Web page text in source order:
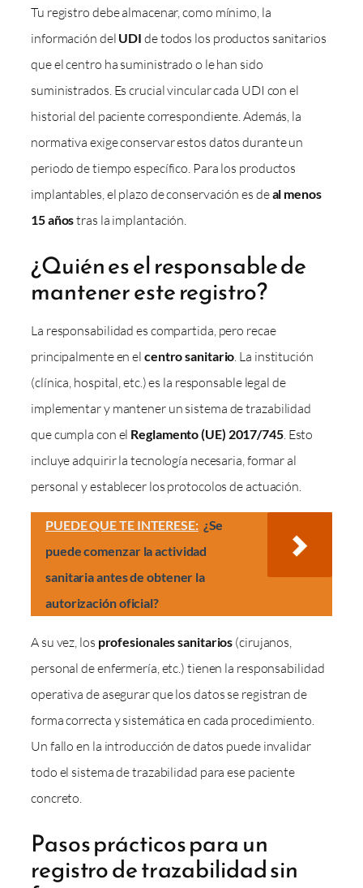
Tu registro debe almacenar, como mínimo, la
información del UDI de todos los productos sanitarios
que el centro ha suministrado o le han sido
suministrados. Es crucial vincular cada UDI con el
historial del paciente correspondiente. Además, la
normativa exige conservar estos datos durante un
periodo de tiempo específico. Para los productos
implantables, el plazo de conservación es deal menos
15 añostras la implantación.
¿Quién es el responsable de
mantener este registro?
La responsabilidad es compartida, pero recae
principalmente en el centro sanitario . La institución
(clínica, hospital, etc.) es la responsable legal de
implementar y mantener un sistema de trazabilidad
que cumpla con el Reglamento (UE) 2017/745. Esto
incluye adquirir la tecnología necesaria, formar al
personal y establecer los protocolos de actuación.
PUEDE QUE TE INTERESE: ¿Se
puede comenzar la actividad
sanitaria antes de obtener la
autorización oficial?
A su vez, los profesionales sanitarios (cirujanos,
personal de enfermería, etc.) tienen la responsabilidad
operativa de asegurar que los datos se registran de
forma correcta y sistemática en cada procedimiento.
Un fallo en la introducción de datos puede invalidar
todo el sistema de trazabilidad para ese paciente
concreto.
Pasos prácticos para un
registro de trazabilidad sin